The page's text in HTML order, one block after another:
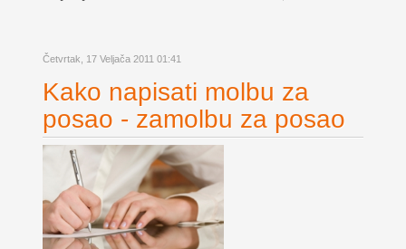
Četvrtak, 17 Veljača 2011 01:41
Kako napisati molbu za
posao - zamolbu za posao